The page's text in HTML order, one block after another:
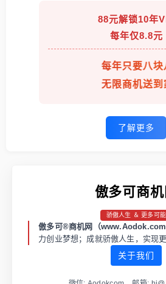
88元解锁10年
每年仅8.8元
每年只要八块
无限商机送到
了解更多
傲多可商机
骄傲人生 ＆ 更多可能
傲多可®商机网（www.Aodok.com
力创业梦想；成就骄傲人生，实现更
关于我们